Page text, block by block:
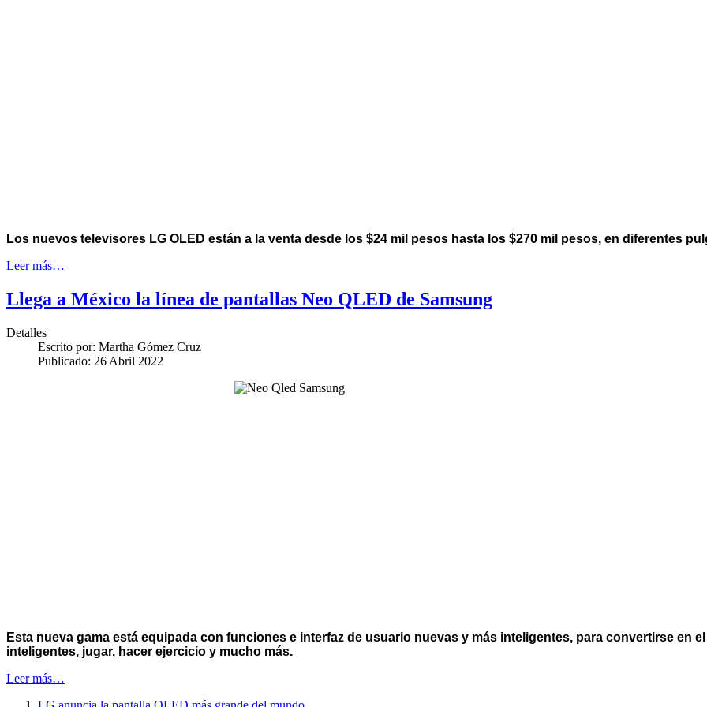
Los nuevos televisores LG OLED están a la venta desde los $24 mil pesos hasta los $270 mil pesos, en diferentes
Leer más…
Llega a México la línea de pantallas Neo QLED de Samsung
Detalles
Escrito por: Martha Gómez Cruz
Publicado: 26 Abril 2022
Esta nueva gama está equipada con funciones e interfaz de usuario nuevas y más inteligentes, para convertirse en
inteligentes, jugar, hacer ejercicio y mucho más.
Leer más…